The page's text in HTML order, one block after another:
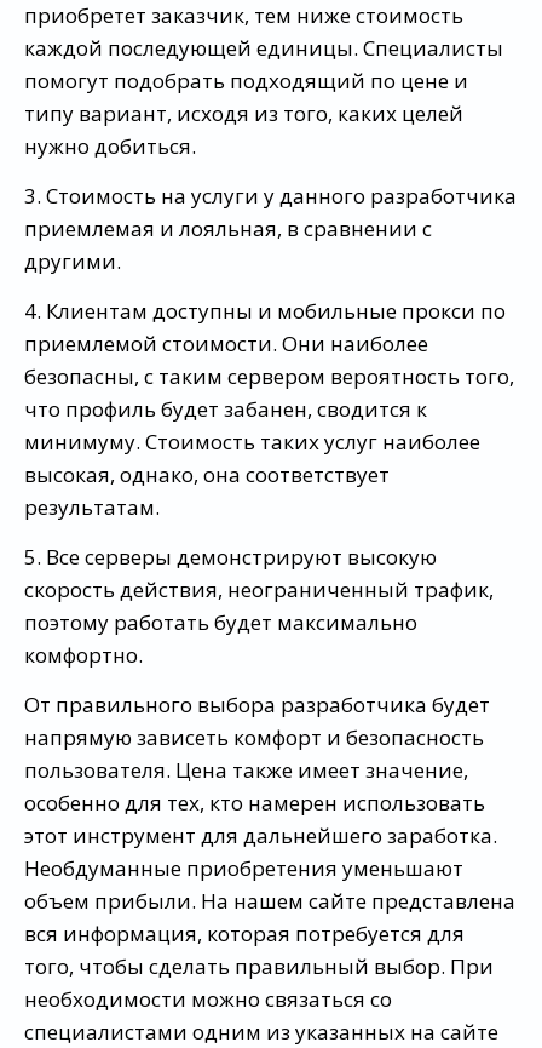
приобретет заказчик, тем ниже стоимость
каждой последующей единицы. Специалисты
помогут подобрать подходящий по цене и
типу вариант, исходя из того, каких целей
нужно добиться.
3. Стоимость на услуги у данного разработчика
приемлемая и лояльная, в сравнении с
другими.
4. Клиентам доступны и мобильные прокси по
приемлемой стоимости. Они наиболее
безопасны, с таким сервером вероятность того,
что профиль будет забанен, сводится к
минимуму. Стоимость таких услуг наиболее
высокая, однако, она соответствует
результатам.
5. Все серверы демонстрируют высокую
скорость действия, неограниченный трафик,
поэтому работать будет максимально
комфортно.
От правильного выбора разработчика будет
напрямую зависеть комфорт и безопасность
пользователя. Цена также имеет значение,
особенно для тех, кто намерен использовать
этот инструмент для дальнейшего заработка.
Необдуманные приобретения уменьшают
объем прибыли. На нашем сайте представлена
вся информация, которая потребуется для
того, чтобы сделать правильный выбор. При
необходимости можно связаться со
специалистами одним из указанных на сайте